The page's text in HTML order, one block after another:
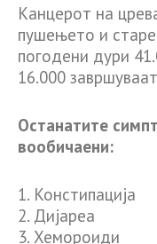
Канцерот на
пушењето и
погодени дури
16.000
Останатите
вообичаени:
1. Констипација
2. Дијареа
3. Хемороиди